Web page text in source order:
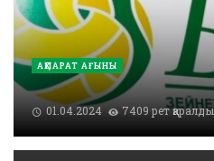
АҚПАРАТ АҒЫНЫ
01.04.2024 7409 рет қаралды